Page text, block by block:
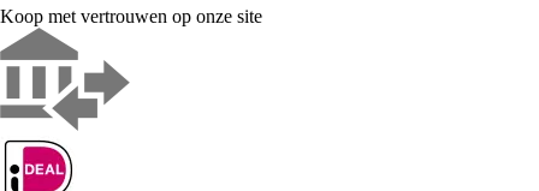
Koop met vertrouwen op onze site